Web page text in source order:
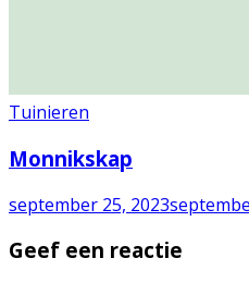
Tuinieren
Monnikskap
september 25, 2023
Geef een reactie